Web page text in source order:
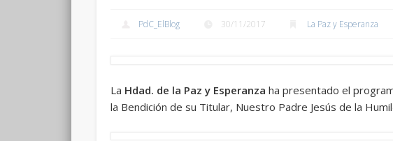
PdC_ElBlog 30/11/2017 La Paz y Esperanza
La Hdad. de la Paz y Esperanza ha presentado el
la Bendición de su Titular, Nuestro Padre Jesús de la